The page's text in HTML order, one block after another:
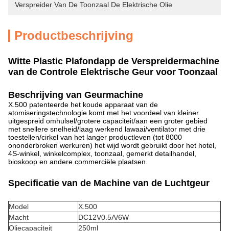
Verspreider Van De Toonzaal De Elektrische Olie
Productbeschrijving
Witte Plastic Plafondapp de Verspreidermachine
van de Controle Elektrische Geur voor Toonzaal
Beschrijving van Geurmachine
X.500 patenteerde het koude apparaat van de
atomiseringstechnologie komt met het voordeel van kleiner
uitgespreid omhulsel/grotere capaciteit/aan een groter gebied
met snellere snelheid/laag werkend lawaai/ventilator met drie
toestellen/cirkel van het langer productleven (tot 8000
ononderbroken werkuren) het wijd wordt gebruikt door het hotel,
4S-winkel, winkelcomplex, toonzaal, gemerkt detailhandel,
bioskoop en andere commerciële plaatsen.
Specificatie van de Machine van de Luchtgeur
Model
X.500
Macht
DC12V0.5A/6W
Oliecapaciteit
250ml